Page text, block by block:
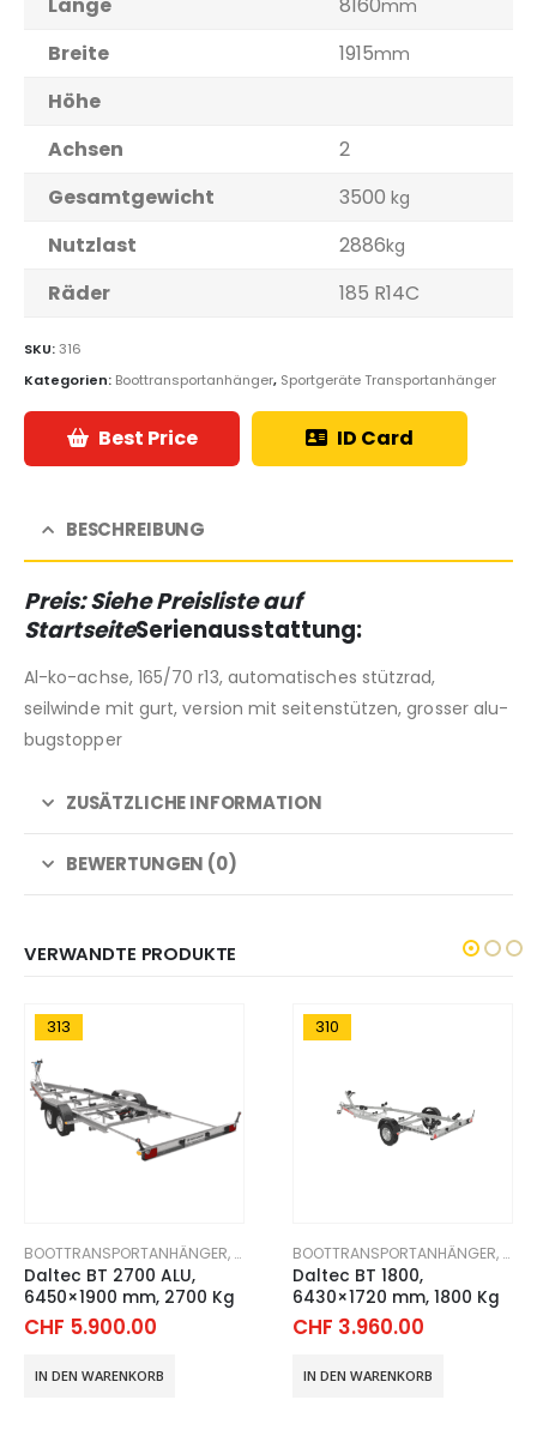
Länge 8160mm
Breite 1915mm
Höhe
Achsen
2
Gesamtgewicht
3500 kg
Nutzlast 2886kg
Räder 185 R14C
SKU:316
Kategorien: Boottransportanhänger, Sportgeräte Transportanhänger
Best Price ID Card
BESCHREIBUNG
Preis: Siehe Preisliste auf
StartseiteSerienausstattung:
Al-ko-achse, 165/70 r13, automatisches stützrad,
seilwinde mit gurt, version mit seitenstützen, grosser alu-
bugstopper
ZUSÄTZLICHE INFORMATION
BEWERTUNGEN (0)
VERWANDTE PRODUKTE
TRANSPORTANHÄNGER
313
BOOTTRANSPORTANHÄNGER, SPORTGERÄTE TRANSPORTANHÄNGER
Daltec BT 2700 ALU,
6450×1900 mm, 2700 Kg
CHF 5.900.00
IN DEN WARENKORB
310
BOOTTRANSPORTANHÄNGER,
Daltec BT 1800,
6430×1720 mm, 1800 Kg
CHF 3.960.00
IN DEN WARENKORB